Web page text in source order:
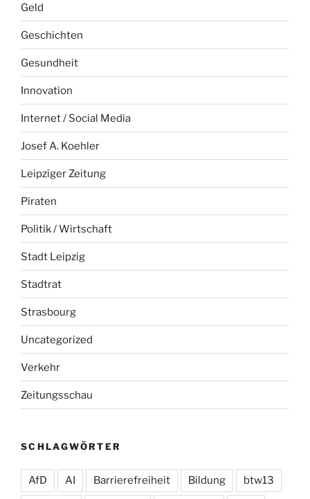
Geld
Geschichten
Gesundheit
Innovation
Internet / Social Media
Josef A. Koehler
Leipziger Zeitung
Piraten
Politik / Wirtschaft
Stadt Leipzig
Stadtrat
Strasbourg
Uncategorized
Verkehr
Zeitungsschau
SCHLAGWÖRTER
AfD AI Barrierefreiheit Bildung btw13